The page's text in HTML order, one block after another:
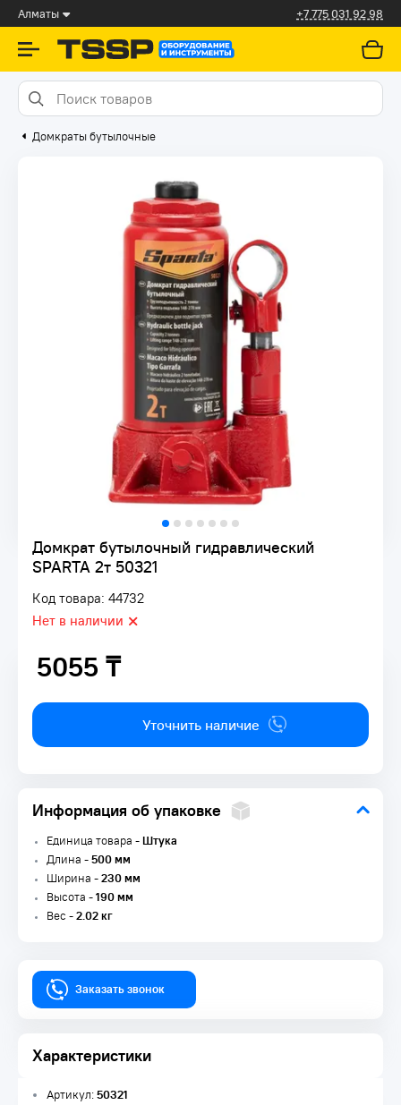
Алматы +7 775 031 92 98
Домкраты бутылочные
Домкрат бутылочный гидравлический
SPARTA 2т 50321
Код товара: 44732
Нет в наличии
5055 ₸
5055 ₸
Уточнить наличие
Информация об упаковке
Единица товара -Штука
Длина -500 мм
Ширина -230 мм
Высота -190 мм
Вес -2.02 кг
Заказать звонок
Характеристики
Артикул:50321